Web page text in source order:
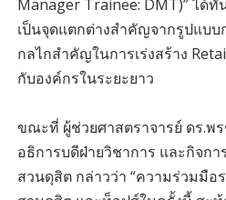
Manager Trainee: DMT)” ได้
เป็นจุดแตกต่างสำคัญจากรูปแบบ
กลไกสำคัญในการเร่งสร้าง
กับองค์กรในระยะยาว
ขณะที่ ผู้ช่วยศาสตราจารย์ ดร.พ
อธิการบดีฝ่ายวิชาการ และกิจก
สวนดุสิต กล่าวว่า “ความร่วมมือ